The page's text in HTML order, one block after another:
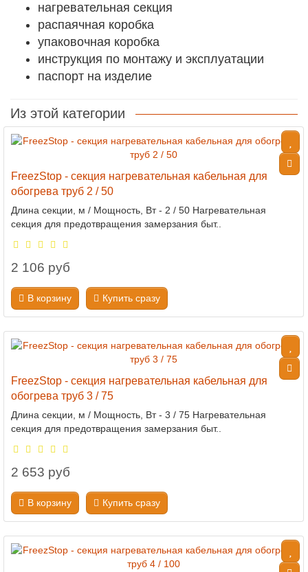
нагревательная секция
распаячная коробка
упаковочная коробка
инструкция по монтажу и эксплуатации
паспорт на изделие
Из этой категории
FreezStop - секция нагревательная кабельная для
обогрева труб 2 / 50
Длина секции, м / Мощность, Вт - 2 / 50 Нагревательная
секция для предотвращения замерзания быт..
2 106 руб
В корзину Купить сразу
FreezStop - секция нагревательная кабельная для
обогрева труб 3 / 75
Длина секции, м / Мощность, Вт - 3 / 75 Нагревательная
секция для предотвращения замерзания быт..
2 653 руб
В корзину Купить сразу